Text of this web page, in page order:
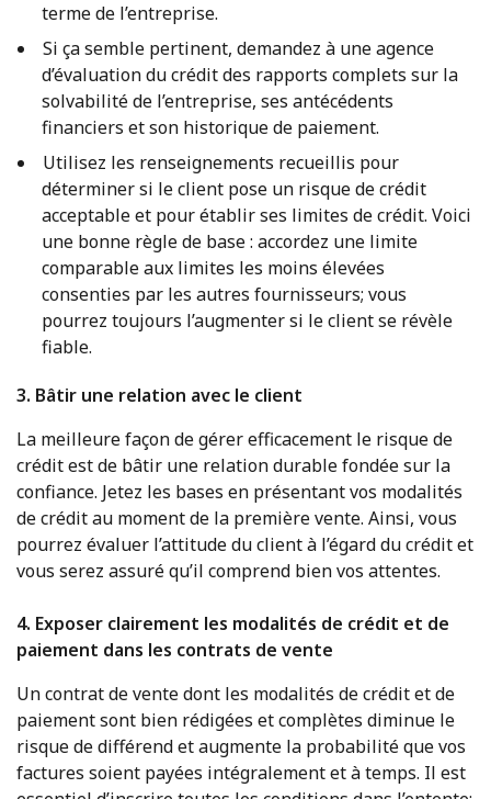
terme de l’entreprise.
Si ça semble pertinent, demandez à une agence
d’évaluation du crédit des rapports complets sur la
solvabilité de l’entreprise, ses antécédents
financiers et son historique de paiement.
Utilisez les renseignements recueillis pour
déterminer si le client pose un risque de crédit
acceptable et pour établir ses limites de crédit. Voici
une bonne règle de base : accordez une limite
comparable aux limites les moins élevées
consenties par les autres fournisseurs; vous
pourrez toujours l’augmenter si le client se révèle
fiable.
3. Bâtir une relation avec le client
La meilleure façon de gérer efficacement le risque de
crédit est de bâtir une relation durable fondée sur la
confiance. Jetez les bases en présentant vos modalités
de crédit au moment de la première vente. Ainsi, vous
pourrez évaluer l’attitude du client à l’égard du crédit et
vous serez assuré qu’il comprend bien vos attentes.
4. Exposer clairement les modalités de crédit et de
paiement dans les contrats de vente
Un contrat de vente dont les modalités de crédit et de
paiement sont bien rédigées et complètes diminue le
risque de différend et augmente la probabilité que vos
factures soient payées intégralement et à temps. Il est